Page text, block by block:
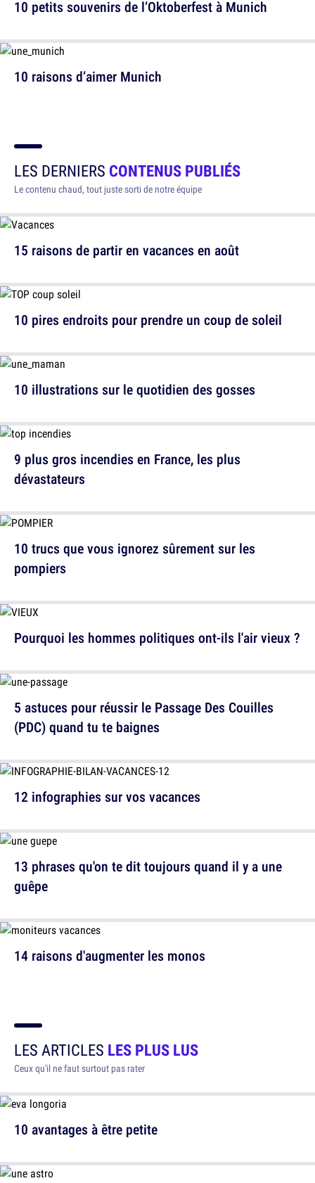
10 raisons d’aimer Munich
10 petits souvenirs de l’Oktoberfest à Munich
LES DERNIERS CONTENUS PUBLIÉS
Le contenu chaud, tout juste sorti de notre équipe
15 raisons de partir en vacances en août
10 illustrations sur le quotidien des gosses
10 trucs que vous ignorez sûrement sur les
pompiers
5 astuces pour réussir le Passage Des Couilles
(PDC) quand tu te baignes
13 phrases qu'on te dit toujours quand il y a une
guêpe
10 pires endroits pour prendre un coup de soleil
9 plus gros incendies en France, les plus
dévastateurs
Pourquoi les hommes politiques ont-ils l'air vieux ?
12 infographies sur vos vacances
14 raisons d'augmenter les monos
LES ARTICLES LES PLUS LUS
Ceux qu'il ne faut surtout pas rater
10 avantages à être petite